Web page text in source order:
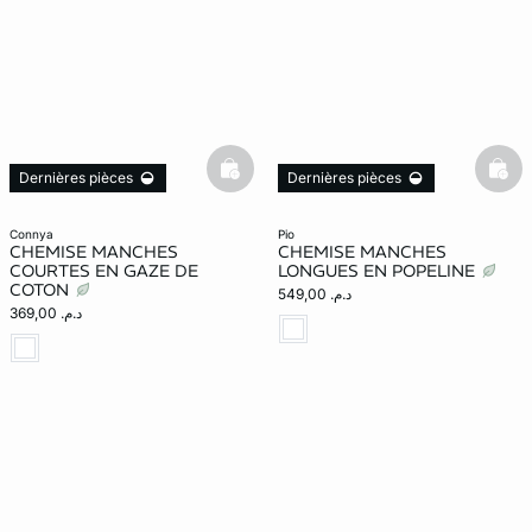
connya
CHEMISE MANCHES
COURTES EN GAZE DE
COTON
د.م. 369,00
Dernières pièces basketfull
pio
CHEMISE MANCHES
LONGUES EN POPELINE
د.م. 549,00
Dernières pièces